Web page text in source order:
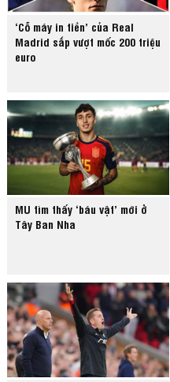
‘Cỗ máy in tiền’ của Real
Madrid sắp vượt mốc 200 triệu
euro
MU tìm thấy ‘báu vật’ mới ở
Tây Ban Nha